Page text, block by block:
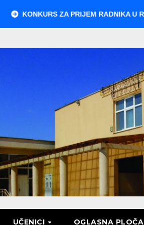
ZA PRIJEM RADNIKA U RADNI ODNOS
UČENICI OGLASNA PLOČA